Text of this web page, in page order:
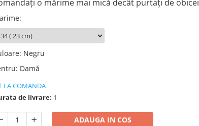
o mărime mai mică decât purtați de obicei
:
: Negru
: Damă
LA COMANDA
de livrare: 1
ADAUGA IN COS